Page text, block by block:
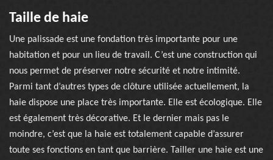
Taille de haie
Une palissade est une fondation très importante pour une
habitation et pour un lieu de travail. C’est une construction qui
nous permet de préserver notre sécurité et notre intimité.
Parmi tant d’autres types de clôture utilisée actuellement, la
haie dispose une place très importante. Elle est écologique. Elle
est également très décorative. Et le dernier mais pas le
moindre, c’est que la haie est totalement capable d’assurer
toute ses fonctions en tant que barrière. Tailler une haie est une